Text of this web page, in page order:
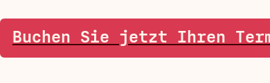
Buchen Sie jetzt Ihren